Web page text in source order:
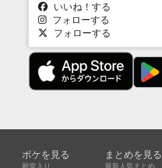
いいね！する
フォローする
フォローする
ボケを見る
殿堂入り
まとめを見る
最新人気まとめ